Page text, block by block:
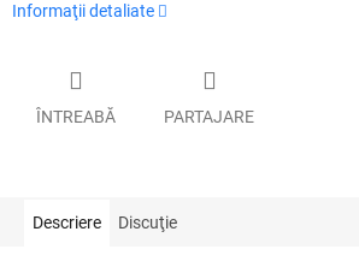
Informaţii detaliate
ÎNTREABĂ PARTAJARE
Descriere Discuţie